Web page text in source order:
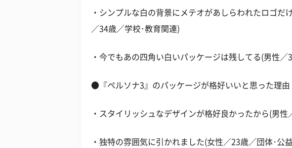
・シンプルな白の背景にメテオがあしらわれたロゴだ
／34歳／学校･教育関連)
・今でもあの四角い白いパッケージは残してる(男性／
●『ペルソナ3』のパッケージが格好いいと思った理由
・スタイリッシュなデザインが格好良かったから(男性
・独特の雰囲気に引かれました(女性／23歳／団体･公